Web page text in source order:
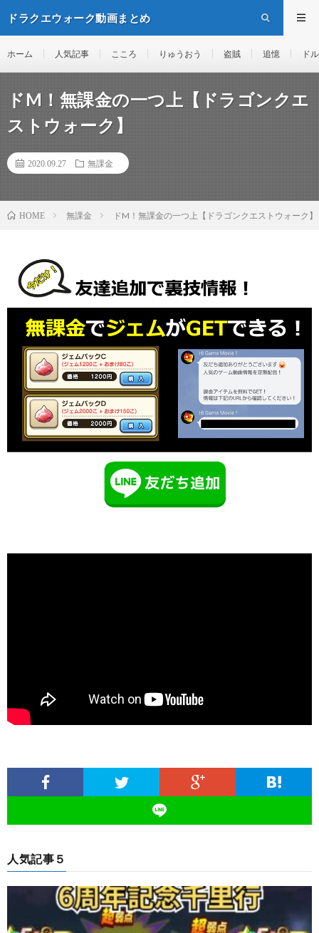
ドラクエウォーク動画まとめ
ホーム 人気記事 こころ りゅうおう 盗賊 追憶 ド
ドM！無課金の一つ上【ドラゴンクエ
ストウォーク】
2020.09.27 無課金
HOME 無課金 ドM！無課金の一つ上【ドラゴンクエストウォーク】
人気記事５